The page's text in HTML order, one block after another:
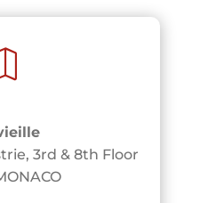
3rd & 8th Floor